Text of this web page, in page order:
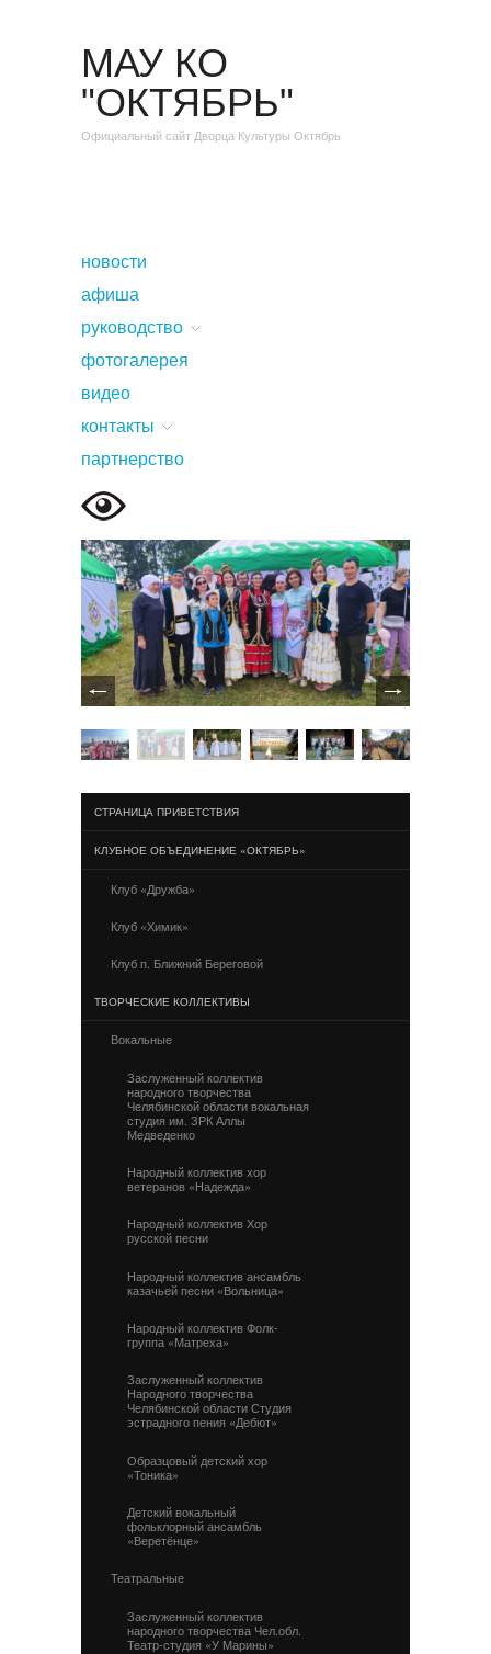
МАУ КО
"ОКТЯБРЬ"
Официальный сайт Дворца Культуры Октябрь
новости
афиша
руководство
фотогалерея
видео
контакты
партнерство
СТРАНИЦА ПРИВЕТСТВИЯ
КЛУБНОЕ ОБЪЕДИНЕНИЕ «ОКТЯБРЬ»
Клуб «Дружба»
Клуб «Химик»
Клуб п. Ближний Береговой
ТВОРЧЕСКИЕ КОЛЛЕКТИВЫ
Вокальные
Заслуженный коллектив
народного творчества
Челябинской области вокальная
студия им. ЗРК Аллы
Медведенко
Народный коллектив хор
ветеранов «Надежда»
Народный коллектив Хор
русской песни
Народный коллектив ансамбль
казачьей песни «Вольница»
Народный коллектив Фолк-
группа «Матреха»
Заслуженный коллектив
Народного творчества
Челябинской области Студия
эстрадного пения «Дебют»
Образцовый детский хор
«Тоника»
Детский вокальный
фольклорный ансамбль
«Веретёнце»
Театральные
Заслуженный коллектив
народного творчества Чел.обл.
Театр-студия «У Марины»